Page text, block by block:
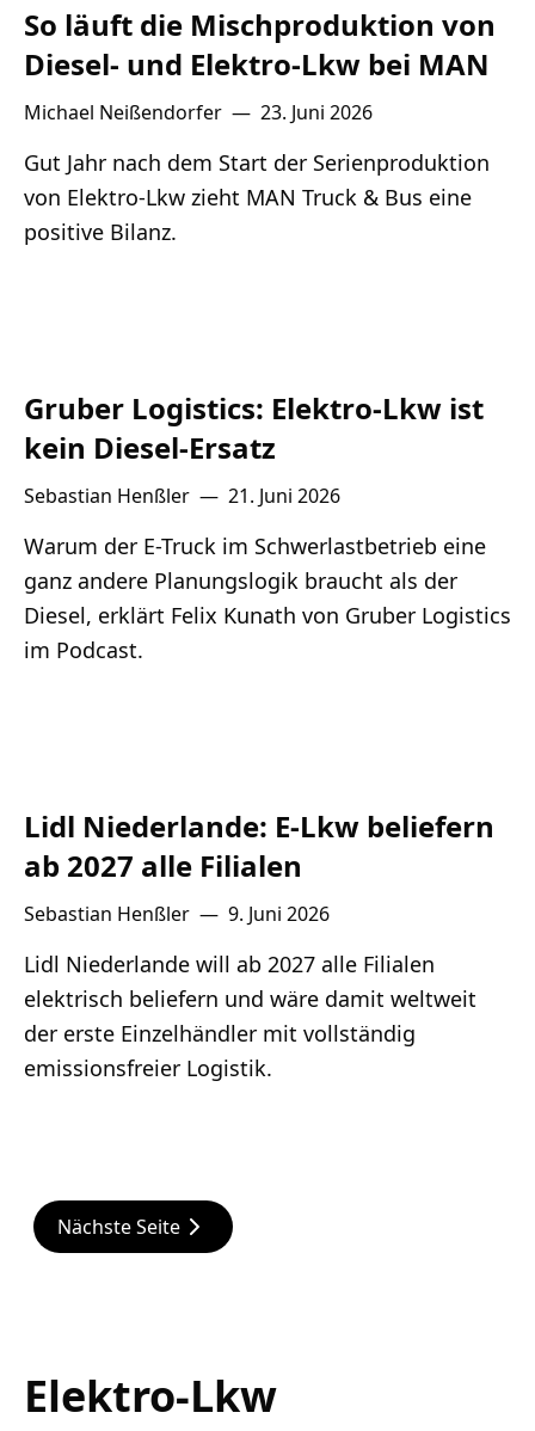
So läuft die Mischproduktion von
Diesel- und Elektro-Lkw bei MAN
Michael Neißendorfer — 23. Juni 2026
Gut Jahr nach dem Start der Serienproduktion
von Elektro-Lkw zieht MAN Truck & Bus eine
positive Bilanz.
Gruber Logistics: Elektro-Lkw ist
kein Diesel-Ersatz
Sebastian Henßler — 21. Juni 2026
Warum der E-Truck im Schwerlastbetrieb eine
ganz andere Planungslogik braucht als der
Diesel, erklärt Felix Kunath von Gruber Logistics
im Podcast.
Lidl Niederlande: E-Lkw beliefern
ab 2027 alle Filialen
Sebastian Henßler — 9. Juni 2026
Lidl Niederlande will ab 2027 alle Filialen
elektrisch beliefern und wäre damit weltweit
der erste Einzelhändler mit vollständig
emissionsfreier Logistik.
Nächste Seite
Elektro-Lkw